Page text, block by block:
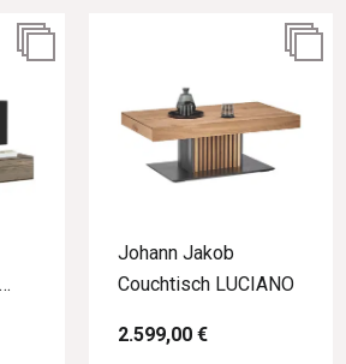
Johann Jakob
Couchtisch LUCIANO
2.599,00 €